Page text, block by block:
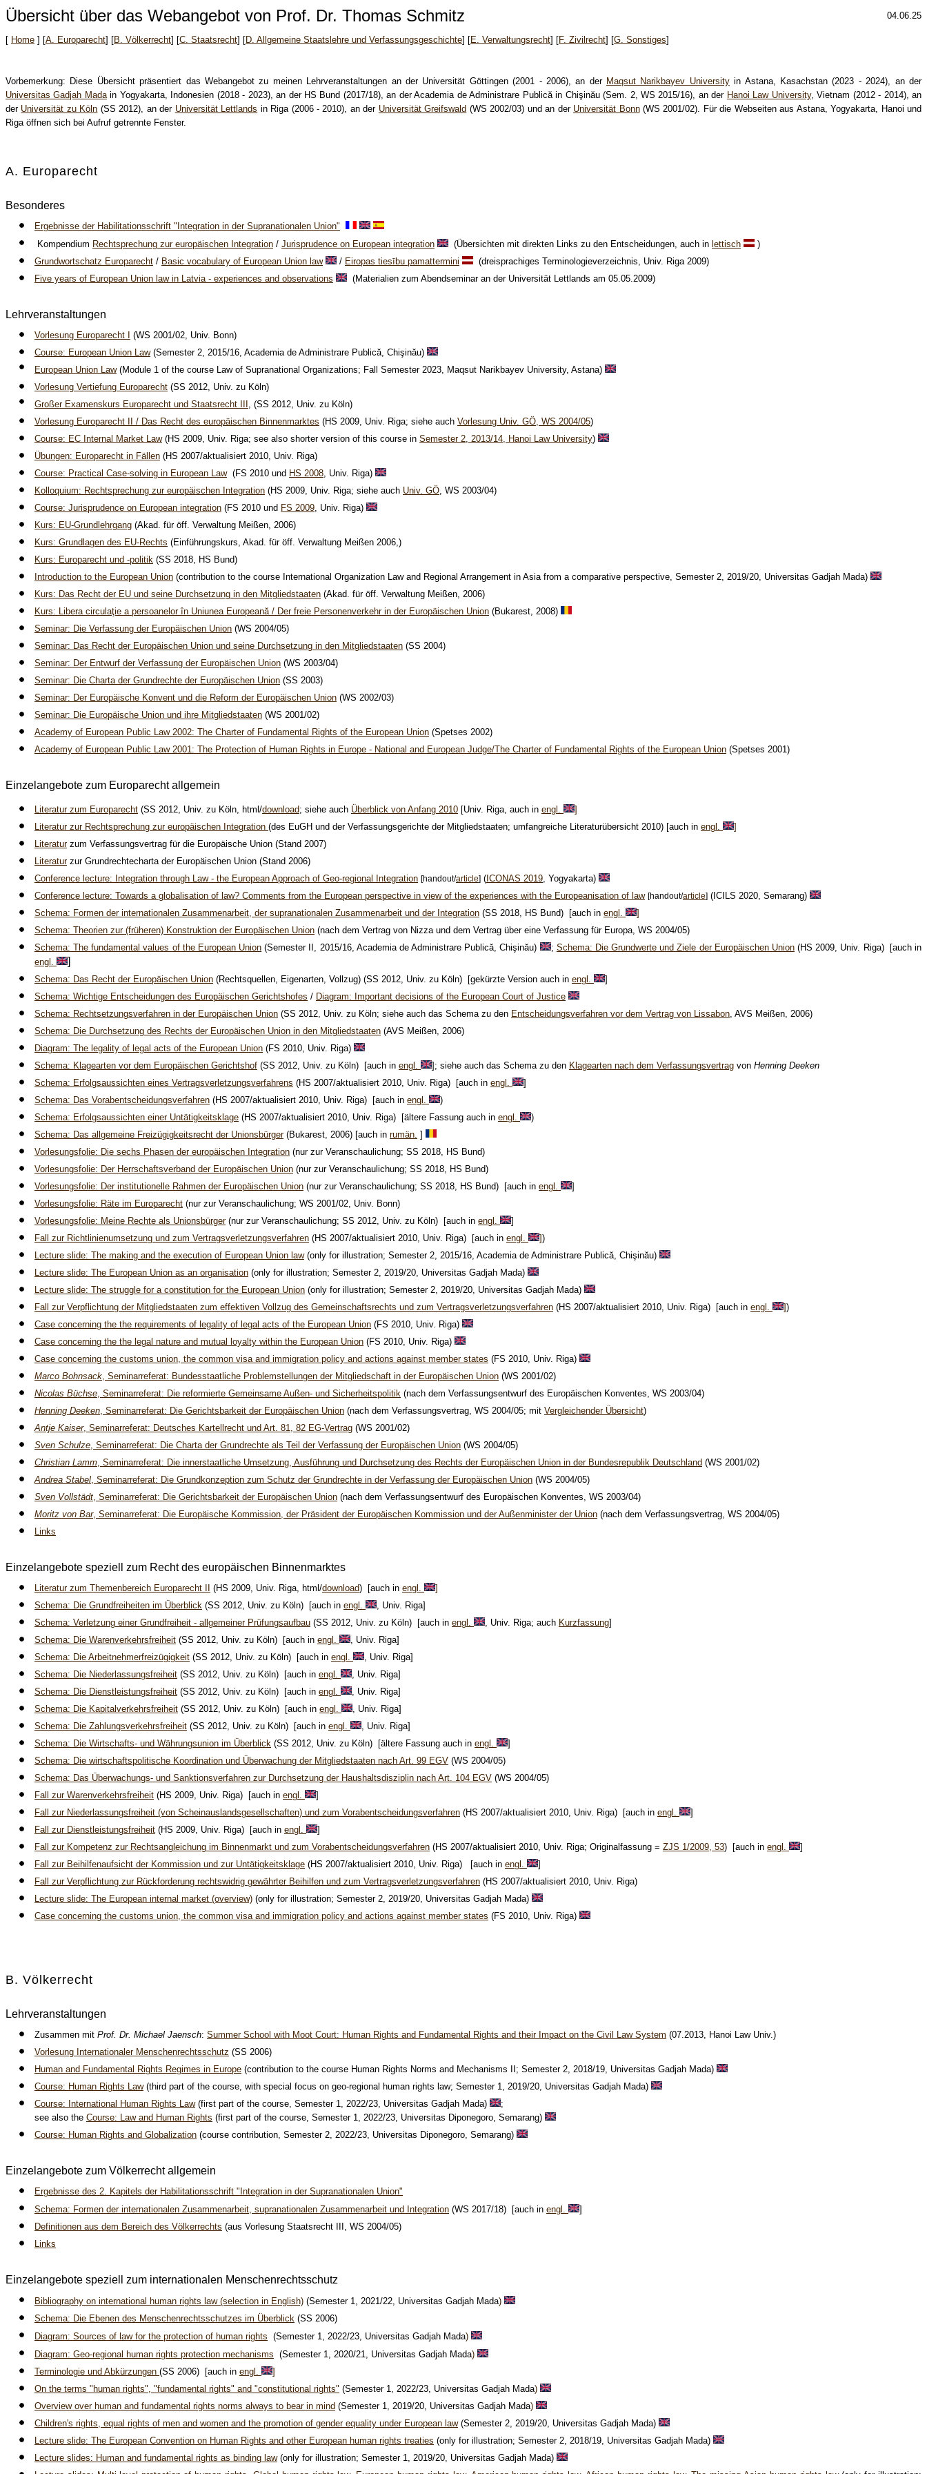
Übersicht über das Webangebot von Prof. Dr. Thomas Schmitz 04.06.25
[ Home ] [A. Europarecht] [B. Völkerrecht] [C. Staatsrecht] [D. Allgemeine Staatslehre und Verfassungsgeschichte] [E. Verwaltungsrecht] [F. Zivilrecht] [G. Sonstiges]
Vorbemerkung: Diese Übersicht präsentiert das Webangebot zu meinen Lehrveranstaltungen an der Universität Göttingen (2001 - 2006), an der Maqsut Narikbayev Universityin Astana, Kasachstan (2023 - 2024), an der
Universitas Gadjah Madain Yogyakarta, Indonesien (2018 - 2023), an der HS Bund (2017/18), an der Academia de Administrare Publică in Chişinău (Sem. 2, WS 2015/16), an der Hanoi Law University, Vietnam (2012 - 2014), an
der Universität zu Köln (SS 2012), an der Universität Lettlands in Riga (2006 - 2010), an der Universität Greifswald (WS 2002/03) und an der Universität Bonn(WS 2001/02). Für die Webseiten aus Astana, Yogyakarta, Hanoi und
Riga öffnen sich bei Aufruf getrennte Fenster.
A. Europarecht
Besonderes
Ergebnisse der Habilitationsschrift "Integration in der Supranationalen Union"
Kompendium Rechtsprechung zur europäischen Integration / Jurisprudence on European integration (Übersichten mit direkten Links zu den Entscheidungen, auch in lettisch
)
Grundwortschatz Europarecht / Basic vocabulary of European Union law / Eiropas tiesību pamattermini
(dreisprachiges Terminologieverzeichnis, Univ. Riga 2009)
Five years of European Union law in Latvia - experiences and observations
(Materialien zum Abendseminar an der Universität Lettlands am 05.05.2009)
Lehrveranstaltungen
Vorlesung Europarecht I
(WS 2001/02, Univ. Bonn)
Course: European Union Law(Semester 2, 2015/16, Academia de Administrare Publică, Chişinău)
European Union Law(Module 1 of the course Law of Supranational Organizations; Fall Semester 2023, Maqsut Narikbayev University, Astana)
Vorlesung Vertiefung Europarecht (SS 2012, Univ. zu Köln)
Großer Examenskurs Europarecht und Staatsrecht III , (SS 2012, Univ. zu Köln)
Vorlesung Europarecht II / Das Recht des europäischen Binnenmarktes (HS 2009, Univ. Riga; siehe auch Vorlesung Univ. GÖ, WS 2004/05)
Course: EC Internal Market Law(HS 2009, Univ. Riga; see also shorter version of this course in Semester 2, 2013/14, Hanoi Law University)
Übungen: Europarecht in Fällen (HS 2007/aktualisiert 2010, Univ. Riga)
Course: Practical Case-solving in European Law(FS 2010 und HS 2008, Univ. Riga)
Kolloquium: Rechtsprechung zur europäischen Integration (HS 2009, Univ. Riga; siehe auch Univ. GÖ, WS 2003/04)
Course: Jurisprudence on European integration (FS 2010 und FS 2009, Univ. Riga)
Kurs: EU-Grundlehrgang (Akad. für öff. Verwaltung Meißen, 2006)
Kurs: Grundlagen des EU-Rechts (Einführungskurs, Akad. für öff. Verwaltung Meißen 2006,)
Kurs: Europarecht und -politik (SS 2018, HS Bund)
Introduction to the European Union (contribution to the course International Organization Law and Regional Arrangement in Asia from a comparative perspective, Semester 2, 2019/20, Universitas Gadjah Mada)
Kurs: Das Recht der EU und seine Durchsetzung in den Mitgliedstaaten (Akad. für öff. Verwaltung Meißen, 2006)
Kurs: Libera circulaţie a persoanelor în Uniunea Europeană / Der freie Personenverkehr in der Europäischen Union (Bukarest, 2008)
Seminar: Die Verfassung der Europäischen Union (WS 2004/05)
Seminar: Das Recht der Europäischen Union und seine Durchsetzung in den Mitgliedstaaten (SS 2004)
Seminar: Der Entwurf der Verfassung der Europäischen Union (WS 2003/04)
Seminar: Die Charta der Grundrechte der Europäischen Union (SS 2003)
Seminar: Der Europäische Konvent und die Reform der Europäischen Union (WS 2002/03)
Seminar: Die Europäische Union und ihre Mitgliedstaaten (WS 2001/02)
Academy of European Public Law 2002: The Charter of Fundamental Rights of the European Union (Spetses 2002)
Academy of European Public Law 2001: The Protection of Human Rights in Europe - National and European Judge/The Charter of Fundamental Rights of the European Union (Spetses 2001)
Einzelangebote zum Europarecht allgemein
Literatur zum Europarecht (SS 2012, Univ. zu Köln, html/download; siehe auch Überblick von Anfang 2010 [Univ. Riga, auch in engl.
]
Literatur zur Rechtsprechung zur europäischen Integration (des EuGH und der Verfassungsgerichte der Mitgliedstaaten; umfangreiche Literaturübersicht 2010) [auch in engl.
]
Literaturzum Verfassungsvertrag für die Europäische Union (Stand 2007)
Literaturzur Grundrechtecharta der Europäischen Union (Stand 2006)
Conference lecture: Integration through Law - the European Approach of Geo-regional Integration [handout/article] ( ICONAS 2019, Yogyakarta)
Conference lecture: Towards a globalisation of law? Comments from the European perspective in view of the experiences with the Europeanisation of law [handout/article] (ICILS 2020, Semarang)
Schema: Formen der internationalen Zusammenarbeit, der supranationalen Zusammenarbeit und der Integration (SS 2018, HS Bund) [auch in engl.
]
Schema: Theorien zur (früheren) Konstruktion der Europäischen Union (nach dem Vertrag von Nizza und dem Vertrag über eine Verfassung für Europa, WS 2004/05)
Schema: The fundamental values of the European Union (Semester II, 2015/16, Academia de Administrare Publică, Chişinău) ; Schema: Die Grundwerte und Ziele der Europäischen Union(HS 2009, Univ. Riga) [auch in
engl.
]
Schema: Das Recht der Europäischen Union (Rechtsquellen, Eigenarten, Vollzug) (SS 2012, Univ. zu Köln) [gekürzte Version auch in engl.
]
Schema: Wichtige Entscheidungen des Europäischen Gerichtshofes / Diagram: Important decisions of the European Court of Justice
Schema: Rechtsetzungsverfahren in der Europäischen Union (SS 2012, Univ. zu Köln; siehe auch das Schema zu den Entscheidungsverfahren vor dem Vertrag von Lissabon, AVS Meißen, 2006)
Schema: Die Durchsetzung des Rechts der Europäischen Union in den Mitgliedstaaten (AVS Meißen, 2006)
Diagram: The legality of legal acts of the European Union (FS 2010, Univ. Riga)
Schema: Klagearten vor dem Europäischen Gerichtshof (SS 2012, Univ. zu Köln) [auch in engl. ]; siehe auch das Schema zu den Klagearten nach dem Verfassungsvertrag von Henning Deeken
Schema: Erfolgsaussichten eines Vertragsverletzungsverfahrens (HS 2007/aktualisiert 2010, Univ. Riga) [auch in engl.
]
Schema: Das Vorabentscheidungsverfahren (HS 2007/aktualisiert 2010, Univ. Riga) [auch in engl.
)
Schema: Erfolgsaussichten einer Untätigkeitsklage (HS 2007/aktualisiert 2010, Univ. Riga) [ältere Fassung auch in engl.
)
Schema: Das allgemeine Freizügigkeitsrecht der Unionsbürger(Bukarest, 2006) [auch in rumän. ]
Vorlesungsfolie: Die sechs Phasen der europäischen Integration (nur zur Veranschaulichung; SS 2018, HS Bund)
Vorlesungsfolie: Der Herrschaftsverband der Europäischen Union (nur zur Veranschaulichung; SS 2018, HS Bund)
Vorlesungsfolie: Der institutionelle Rahmen der Europäischen Union (nur zur Veranschaulichung; SS 2018, HS Bund) [auch in engl.
]
Vorlesungsfolie: Räte im Europarecht (nur zur Veranschaulichung; WS 2001/02, Univ. Bonn)
Vorlesungsfolie: Meine Rechte als Unionsbürger(nur zur Veranschaulichung; SS 2012, Univ. zu Köln) [auch in engl.
]
Fall zur Richtlinienumsetzung und zum Vertragsverletzungsverfahren (HS 2007/aktualisiert 2010, Univ. Riga) [auch in engl. ])
Lecture slide: The making and the execution of European Union law(only for illustration; Semester 2, 2015/16, Academia de Administrare Publică, Chişinău)
Lecture slide: The European Union as an organisation (only for illustration; Semester 2, 2019/20, Universitas Gadjah Mada)
Lecture slide: The struggle for a constitution for the European Union (only for illustration; Semester 2, 2019/20, Universitas Gadjah Mada)
Fall zur Verpflichtung der Mitgliedstaaten zum effektiven Vollzug des Gemeinschaftsrechts und zum Vertragsverletzungsverfahren (HS 2007/aktualisiert 2010, Univ. Riga) [auch in engl. ])
Case concerning the the requirements of legality of legal acts of the European Union (FS 2010, Univ. Riga)
Case concerning the the legal nature and mutual loyalty within the European Union (FS 2010, Univ. Riga)
Case concerning the customs union, the common visa and immigration policy and actions against member states (FS 2010, Univ. Riga)
Marco Bohnsack, Seminarreferat: Bundesstaatliche Problemstellungen der Mitgliedschaft in der Europäischen Union (WS 2001/02)
Nicolas Büchse, Seminarreferat: Die reformierte Gemeinsame Außen- und Sicherheitspolitik (nach dem Verfassungsentwurf des Europäischen Konventes, WS 2003/04)
Henning Deeken, Seminarreferat: Die Gerichtsbarkeit der Europäischen Union (nach dem Verfassungsvertrag, WS 2004/05; mit Vergleichender Übersicht)
Antje Kaiser, Seminarreferat: Deutsches Kartellrecht und Art. 81, 82 EG-Vertrag (WS 2001/02)
Sven Schulze, Seminarreferat: Die Charta der Grundrechte als Teil der Verfassung der Europäischen Union (WS 2004/05)
Christian Lamm, Seminarreferat: Die innerstaatliche Umsetzung, Ausführung und Durchsetzung des Rechts der Europäischen Union in der Bundesrepublik Deutschland (WS 2001/02)
Andrea Stabel, Seminarreferat: Die Grundkonzeption zum Schutz der Grundrechte in der Verfassung der Europäischen Union (WS 2004/05)
Sven Vollstädt, Seminarreferat: Die Gerichtsbarkeit der Europäischen Union (nach dem Verfassungsentwurf des Europäischen Konventes, WS 2003/04)
Moritz von Bar, Seminarreferat: Die Europäische Kommission, der Präsident der Europäischen Kommission und der Außenminister der Union (nach dem Verfassungsvertrag, WS 2004/05)
Links
Einzelangebote speziell zum Recht des europäischen Binnenmarktes
Literatur zum Themenbereich Europarecht II (HS 2009, Univ. Riga, html/download) [auch in engl.
]
Schema: Die Grundfreiheiten im Überblick (SS 2012, Univ. zu Köln) [auch in engl.
, Univ. Riga]
Schema: Verletzung einer Grundfreiheit - allgemeiner Prüfungsaufbau (SS 2012, Univ. zu Köln) [auch in engl. , Univ. Riga; auch Kurzfassung]
Schema: Die Warenverkehrsfreiheit (SS 2012, Univ. zu Köln) [auch in engl.
, Univ. Riga]
Schema: Die Arbeitnehmerfreizügigkeit (SS 2012, Univ. zu Köln) [auch in engl.
, Univ. Riga]
Schema: Die Niederlassungsfreiheit (SS 2012, Univ. zu Köln) [auch in engl.
, Univ. Riga]
Schema: Die Dienstleistungsfreiheit (SS 2012, Univ. zu Köln) [auch in engl.
, Univ. Riga]
Schema: Die Kapitalverkehrsfreiheit (SS 2012, Univ. zu Köln) [auch in engl.
, Univ. Riga]
Schema: Die Zahlungsverkehrsfreiheit (SS 2012, Univ. zu Köln) [auch in engl.
, Univ. Riga]
Schema: Die Wirtschafts- und Währungsunion im Überblick (SS 2012, Univ. zu Köln) [ältere Fassung auch in engl.
]
Schema: Die wirtschaftspolitische Koordination und Überwachung der Mitgliedstaaten nach Art. 99 EGV (WS 2004/05)
Schema: Das Überwachungs- und Sanktionsverfahren zur Durchsetzung der Haushaltsdisziplin nach Art. 104 EGV (WS 2004/05)
Fall zur Warenverkehrsfreiheit (HS 2009, Univ. Riga) [auch in engl.
]
Fall zur Niederlassungsfreiheit (von Scheinauslandsgesellschaften) und zum Vorabentscheidungsverfahren (HS 2007/aktualisiert 2010, Univ. Riga) [auch in engl.
]
Fall zur Dienstleistungsfreiheit (HS 2009, Univ. Riga) [auch in engl.
]
Fall zur Kompetenz zur Rechtsangleichung im Binnenmarkt und zum Vorabentscheidungsverfahren (HS 2007/aktualisiert 2010, Univ. Riga; Originalfassung = ZJS 1/2009, 53) [auch in engl.
]
Fall zur Beihilfenaufsicht der Kommission und zur Untätigkeitsklage (HS 2007/aktualisiert 2010, Univ. Riga) [auch in engl.
]
Fall zur Verpflichtung zur Rückforderung rechtswidrig gewährter Beihilfen und zum Vertragsverletzungsverfahren (HS 2007/aktualisiert 2010, Univ. Riga)
Lecture slide: The European internal market (overview) (only for illustration; Semester 2, 2019/20, Universitas Gadjah Mada)
Case concerning the customs union, the common visa and immigration policy and actions against member states (FS 2010, Univ. Riga)
B. Völkerrecht
Lehrveranstaltungen
Zusammen mit Prof. Dr. Michael Jaensch: Summer School with Moot Court: Human Rights and Fundamental Rights and their Impact on the Civil Law System (07.2013, Hanoi Law Univ.)
Vorlesung Internationaler Menschenrechtsschutz (SS 2006)
Human and Fundamental Rights Regimes in Europe (contribution to the course Human Rights Norms and Mechanisms II; Semester 2, 2018/19, Universitas Gadjah Mada)
Course: Human Rights Law(third part of the course, with special focus on geo-regional human rights law; Semester 1, 2019/20, Universitas Gadjah Mada)
Course: International Human Rights Law(first part of the course, Semester 1, 2022/23, Universitas Gadjah Mada)
;
see also the Course: Law and Human Rights (first part of the course, Semester 1, 2022/23, Universitas Diponegoro, Semarang)
Course: Human Rights and Globalization (course contribution, Semester 2, 2022/23, Universitas Diponegoro, Semarang)
Einzelangebote zum Völkerrecht allgemein
Ergebnisse des 2. Kapitels der Habilitationsschrift "Integration in der Supranationalen Union"
Schema: Formen der internationalen Zusammenarbeit, supranationalen Zusammenarbeit und Integration (WS 2017/18) [auch in engl.
]
Definitionen aus dem Bereich des Völkerrechts (aus Vorlesung Staatsrecht III, WS 2004/05)
Links
Einzelangebote speziell zum internationalen Menschenrechtsschutz
Bibliography on international human rights law (selection in English) (Semester 1, 2021/22, Universitas Gadjah Mada)
Schema: Die Ebenen des Menschenrechtsschutzes im Überblick (SS 2006)
Diagram: Sources of law for the protection of human rights (Semester 1, 2022/23, Universitas Gadjah Mada)
Diagram: Geo-regional human rights protection mechanisms (Semester 1, 2020/21, Universitas Gadjah Mada)
Terminologie und Abkürzungen (SS 2006) [auch in engl.
]
On the terms "human rights", "fundamental rights" and "constitutional rights" (Semester 1, 2022/23, Universitas Gadjah Mada)
Overview over human and fundamental rights norms always to bear in mind (Semester 1, 2019/20, Universitas Gadjah Mada)
Children's rights, equal rights of men and women and the promotion of gender equality under European law(Semester 2, 2019/20, Universitas Gadjah Mada)
Lecture slide: The European Convention on Human Rights and other European human rights treaties (only for illustration; Semester 2, 2018/19, Universitas Gadjah Mada)
Lecture slides: Human and fundamental rights as binding law(only for illustration; Semester 1, 2019/20, Universitas Gadjah Mada)